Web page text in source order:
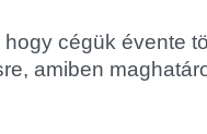
cégük évente
amiben